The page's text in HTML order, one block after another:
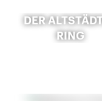
DER
RING